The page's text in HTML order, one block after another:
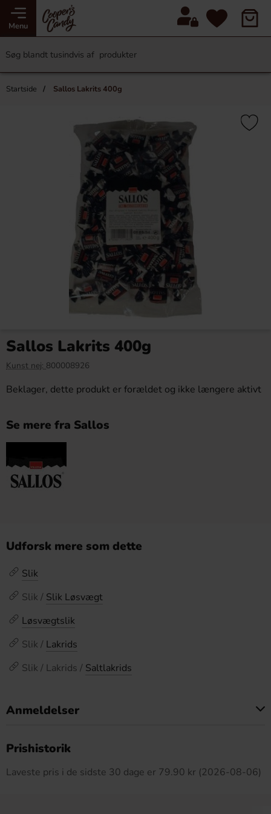
Menu
Startside Sallos Lakrits 400g
Sallos Lakrits 400g
Kunst nej: 800008926
Beklager, dette produkt er forældet og ikke længere aktivt
Se mere fra Sallos
Udforsk mere som dette
Slik
Slik / Slik Løsvægt
Løsvægtslik
Slik / Lakrids
Slik / Lakrids / Saltlakrids
Anmeldelser
Prishistorik
Laveste pris i de sidste 30 dage er 79.90 kr (2026-08-06)